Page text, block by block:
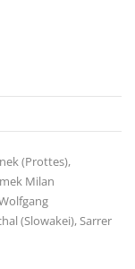
(Prottes),
Milan
(Slowakei), Sarrer